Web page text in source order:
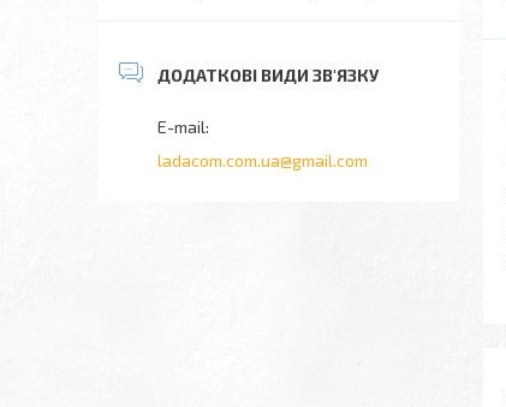
ladacom.com.ua@gmail.com